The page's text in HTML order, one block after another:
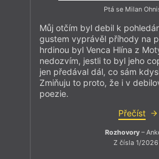
Ptá se Milan
Můj otčím byl debil k
gustem vyprávěl příhody na
hrdinou byl Venca Hlína z
nedozvím, jestli to byl jeho
jen předával dál, co sám
Zmiňuju to proto, že i v
poezie.
Přečíst
Rozhovory–
Z čísla 1/2026